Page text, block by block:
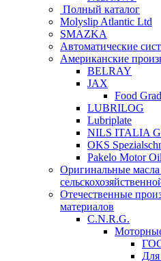
Полный каталог
Molyslip Atlantic Ltd
SMAZKA
Автоматические
Американские
BELRAY
JAX
Food
LUBRILOG
Lubriplate
NILS ITALIA
OKS
Pakelo Motor
Оригинальные масла
Отечественные
материалов
C.N.R.G.
Для